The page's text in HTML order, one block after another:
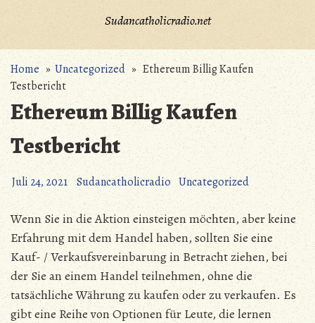
Sudancatholicradio.net
Home»Uncategorized» Ethereum Billig Kaufen
Testbericht
Ethereum Billig Kaufen
Testbericht
Juli 24, 2021 Sudancatholicradio Uncategorized
Wenn Sie in die Aktion einsteigen möchten, aber keine
Erfahrung mit dem Handel haben, sollten Sie eine
Kauf- / Verkaufsvereinbarung in Betracht ziehen, bei
der Sie an einem Handel teilnehmen, ohne die
tatsächliche Währung zu kaufen oder zu verkaufen. Es
gibt eine Reihe von Optionen für Leute, die lernen